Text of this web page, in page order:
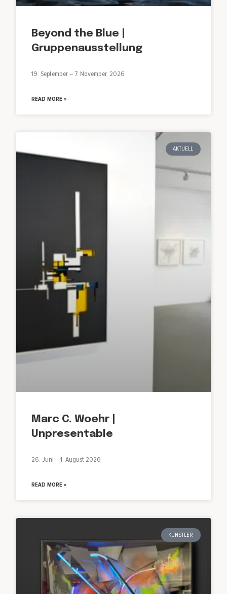
Beyond the Blue |
Gruppenausstellung
19. September – 7. November, 2026
READ MORE »
AKTUELL
Marc C. Woehr |
Unpresentable
26. Juni – 1. August 2026
READ MORE »
KÜNSTLER